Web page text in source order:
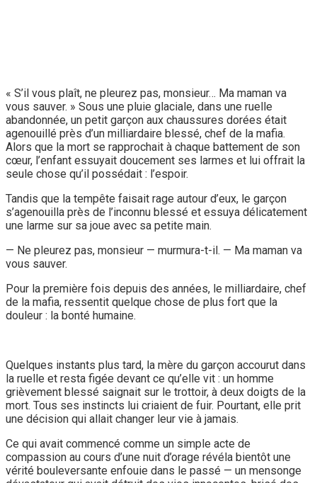
« S’il vous plaît, ne pleurez pas, monsieur… Ma maman va
vous sauver. » Sous une pluie glaciale, dans une ruelle
abandonnée, un petit garçon aux chaussures dorées était
agenouillé près d’un milliardaire blessé, chef de la mafia.
Alors que la mort se rapprochait à chaque battement de son
cœur, l’enfant essuyait doucement ses larmes et lui offrait la
seule chose qu’il possédait : l’espoir.
Tandis que la tempête faisait rage autour d’eux, le garçon
s’agenouilla près de l’inconnu blessé et essuya délicatement
une larme sur sa joue avec sa petite main.
— Ne pleurez pas, monsieur — murmura-t-il. — Ma maman va
vous sauver.
Pour la première fois depuis des années, le milliardaire, chef
de la mafia, ressentit quelque chose de plus fort que la
douleur : la bonté humaine.
Quelques instants plus tard, la mère du garçon accourut dans
la ruelle et resta figée devant ce qu’elle vit : un homme
grièvement blessé saignait sur le trottoir, à deux doigts de la
mort. Tous ses instincts lui criaient de fuir. Pourtant, elle prit
une décision qui allait changer leur vie à jamais.
Ce qui avait commencé comme un simple acte de
compassion au cours d’une nuit d’orage révéla bientôt une
vérité bouleversante enfouie dans le passé — un mensonge